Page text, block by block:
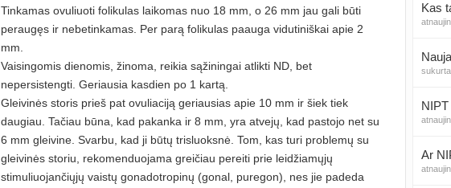
Tinkamas ovuliuoti folikulas laikomas nuo 18 mm, o 26 mm jau gali būti
peraugęs ir nebetinkamas. Per parą folikulas paauga vidutiniškai apie 2
mm.
Vaisingomis dienomis, žinoma, reikia sąžiningai atlikti ND, bet
nepersistengti. Geriausia kasdien po 1 kartą.
Gleivinės storis prieš pat ovuliaciją geriausias apie 10 mm ir šiek tiek
daugiau. Tačiau būna, kad pakanka ir 8 mm, yra atvejų, kad pastojo net su
6 mm gleivine. Svarbu, kad ji būtų trisluoksnė. Tom, kas turi problemų su
gleivinės storiu, rekomenduojama greičiau pereiti prie leidžiamųjų
stimuliuojančiųjų vaistų gonadotropinų (gonal, puregon), nes jie padeda
Kas
sukurta
Ar